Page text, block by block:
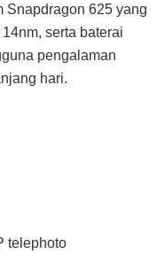
Snapdragon 625 yang
serta baterai
pengalaman
hari.
telephoto